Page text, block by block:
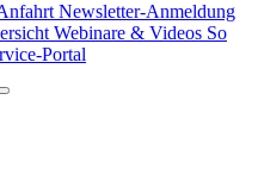
Newsletter-Anmeldung
Webinare & Videos So
Portal